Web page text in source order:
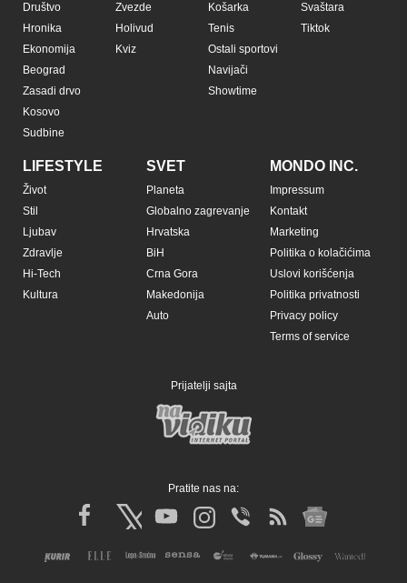
Društvo
Hronika
Ekonomija
Beograd
Zasadi drvo
Kosovo
Sudbine
Zvezde
Holivud
Kviz
Košarka
Tenis
Ostali sportovi
Navijači
Showtime
Svaštara
Tiktok
LIFESTYLE
Život
Stil
Ljubav
Zdravlje
Hi-Tech
Kultura
SVET
Planeta
Globalno zagrevanje
Hrvatska
BiH
Crna Gora
Makedonija
Auto
MONDO INC.
Impressum
Kontakt
Marketing
Politika o kolačićima
Uslovi korišćenja
Politika privatnosti
Privacy policy
Terms of service
Prijatelji sajta
Pratite nas na: